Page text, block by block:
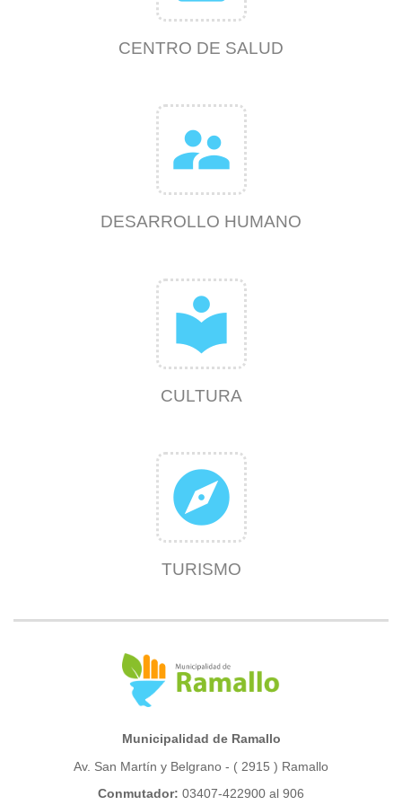
CENTRO DE SALUD
supervisor_account
DESARROLLO HUMANO
local_library
CULTURA
explore
TURISMO
Municipalidad de Ramallo
Av. San Martín y Belgrano - ( 2915 ) Ramallo
Conmutador: 03407-422900 al 906